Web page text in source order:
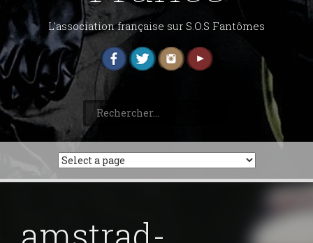
L'association française sur S.O.S Fantômes
Rechercher :